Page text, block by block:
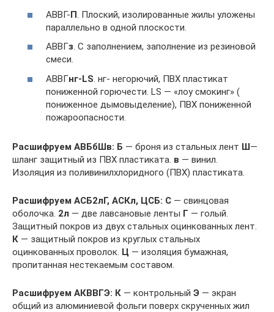
АВВГ-П. Плоский, изолированные жилы уложены
параллельно в одной плоскости.
АВВГз. С заполнением, заполнение из резиновой
смеси.
АВВГнг-LS. нг- негорючий, ПВХ пластикат
пониженной горючести. LS — «лоу смокинг» (
пониженное дымовыделение), ПВХ пониженной
пожароопасности.
Расшифруем АВБбШв: Б — броня из стальных лент Ш—
шланг защитный из ПВХ пластиката. в — винил.
Изоляция из поливинилхлоридного (ПВХ) пластиката.
Расшифруем АСБ2лГ, АСКл, ЦСБ: С — свинцовая
оболочка. 2л — две лавсановые ленты Г — голый.
Защитный покров из двух стальных оцинкованных лент.
К — защитный покров из круглых стальных
оцинкованных проволок. Ц — изоляция бумажная,
пропитанная нестекаемым составом.
Расшифруем АКВВГЭ: К — контрольный Э — экран
общий из алюминиевой фольги поверх скрученных жил